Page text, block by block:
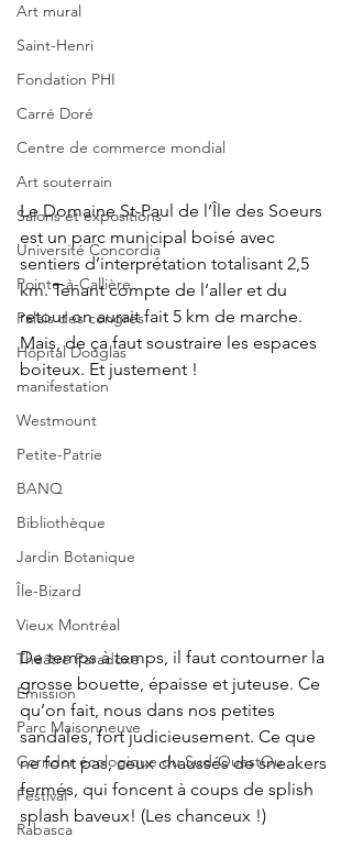
Art mural
Saint-Henri
Fondation PHI
Carré Doré
Centre de commerce mondial
Art souterrain
Salons et expositions
Université Concordia
Pointe-à-Callière.
Palais des congrès
Hôpital Douglas
manifestation
Westmount
Petite-Patrie
BANQ
Bibliothèque
Jardin Botanique
Île-Bizard
Vieux Montréal
Théâtre Paradoxe
Émission
Parc Maisonneuve
Corridor écologique du Sud-OuestOu
Festival
Rabasca
Le Domaine St-Paul de l’Île des Soeurs
est un parc municipal boisé avec
sentiers d’interprétation totalisant 2,5
km. Tenant compte de l’aller et du
retour on aurait fait 5 km de marche.
Mais, de ça faut soustraire les espaces
boiteux. Et justement !
De temps à temps, il faut contourner la
grosse bouette, épaisse et juteuse. Ce
qu’on fait, nous dans nos petites
sandales, fort judicieusement. Ce que
ne font pas, ceux chaussés de sneakers
fermés, qui foncent à coups de splish
splash baveux! (Les chanceux !)